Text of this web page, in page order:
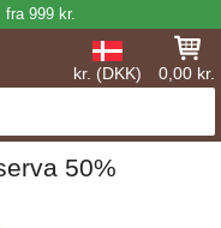
fra 999 kr.
kr. (DKK) 0,00 kr.
50%